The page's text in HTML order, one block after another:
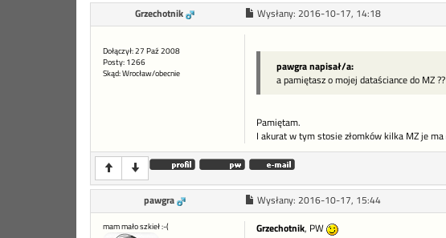
Grzechotnik Wysłany: 2016-10-17, 14:18
Dołączył: 27 Paź 2008
Posty: 1266
Skąd: Wrocław/obecnie
pawgra napisał/a:
a pamiętasz o mojej dataściance do MZ ??
Pamiętam.
I akurat w tym stosie złomków kilka MZ je ma
pawgra Wysłany: 2016-10-17, 15:44
mam mało szkieł :-( Grzechotnik, PW